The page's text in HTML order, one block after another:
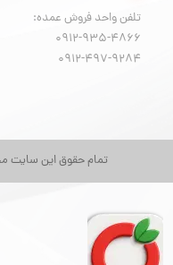
تمام حقوق این سایت
تلفن واحد فروش عمده:
0912-935-4866
​​​​​​​0912-497-9284